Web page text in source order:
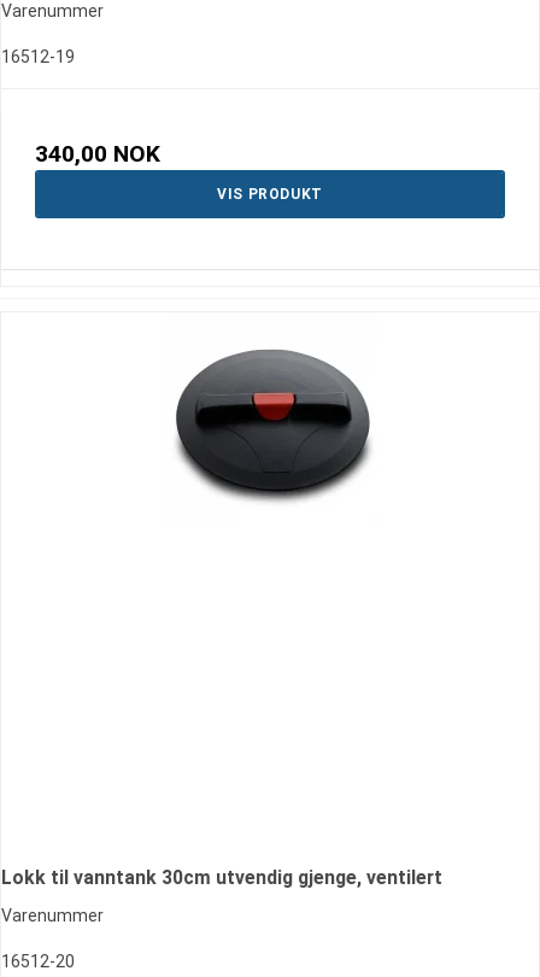
Varenummer
16512-19
340,00 NOK
VIS PRODUKT
Lokk til vanntank 30cm utvendig gjenge, ventilert
Varenummer
16512-20